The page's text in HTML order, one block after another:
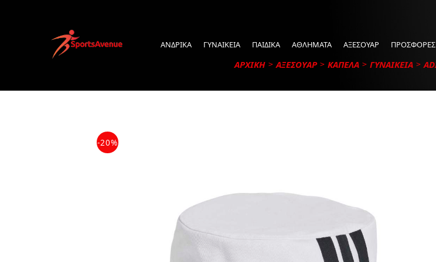
ΑΝΔΡΙΚΑ ΓΥΝΑΙΚΕΙΑ ΠΑΙΔΙΚΑ ΑΘΛΗΜΑΤΑ ΑΞΕΣΟΥΑΡ ΠΡΟΣΦΟΡΕΣ
ΑΡΧΙΚΗ ΑΞΕΣΟΥΑΡ ΚΑΠΕΛΑ ΓΥΝΑΙΚΕΙΑ
-20%